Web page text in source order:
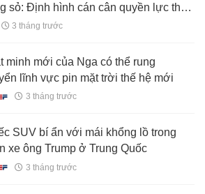
sỏ: Định hình cán cân quyền lực thế
3 tháng trước
minh mới của Nga có thể rung
lĩnh vực pin mặt trời thế hệ mới
3 tháng trước
SUV bí ẩn với mái khổng lồ trong
xe ông Trump ở Trung Quốc
3 tháng trước